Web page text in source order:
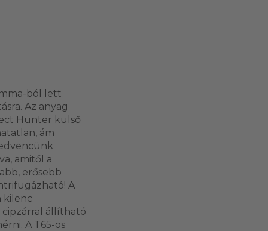
ból lett
Az anyag
Hunter külső
ám
amitől a
erősebb
A
kilenc
cipzárral állítható
A T65-ös